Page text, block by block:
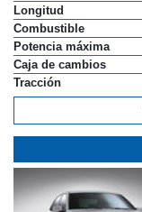
Longitud
Combustible
Potencia máxima
Caja de cambios
Tracción